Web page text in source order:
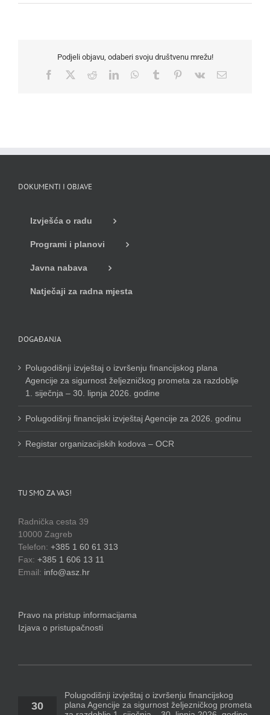
Podjeli objavu, odaberi svoju društvenu mrežu!
Facebook RedditLinkedInWhatsApp
Tumblr Pinterest
Vk Email
DOKUMENTI I OBJAVE
Izvješća o radu
Programi i planovi
Javna nabava
Natječaji za radna mjesta
DOGAĐANJA
Polugodišnji izvještaj o izvršenju financijskog plana
Agencije za sigurnost željezničkog prometa za razdoblje
1. siječnja – 30. lipnja 2026. godine
Polugodišnji financijski izvještaj Agencije za 2026. godinu
Registar organizacijskih kodova – OCR
TU SMO ZA VAS!
Radnička cesta 39
10000 Zagreb
Telefon: +385 1 60 61 313
Fax: +385 1 606 13 11
Email: info@asz.hr
Pravo na pristup informacijama
Izjava o pristupačnosti
30
Polugodišnji izvještaj o izvršenju financijskog
plana Agencije za sigurnost željezničkog prometa